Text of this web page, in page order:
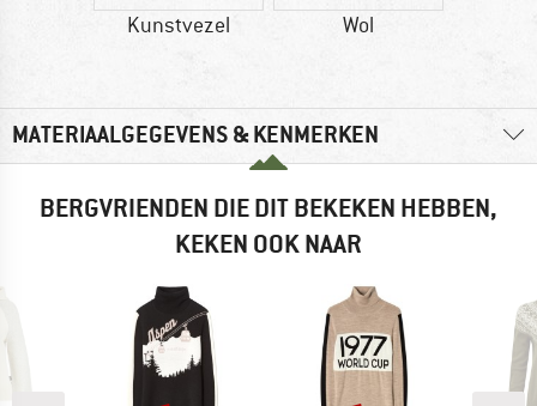
Kunstvezel Wol
MATERIAALGEGEVENS & KENMERKEN
BERGVRIENDEN DIE DIT BEKEKEN HEBBEN,
KEKEN OOK NAAR